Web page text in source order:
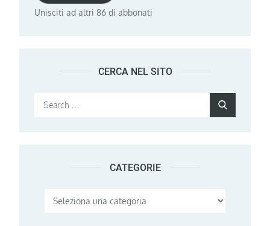
Unisciti ad altri 86 di abbonati
CERCA NEL SITO
Search
CATEGORIE
Categorie